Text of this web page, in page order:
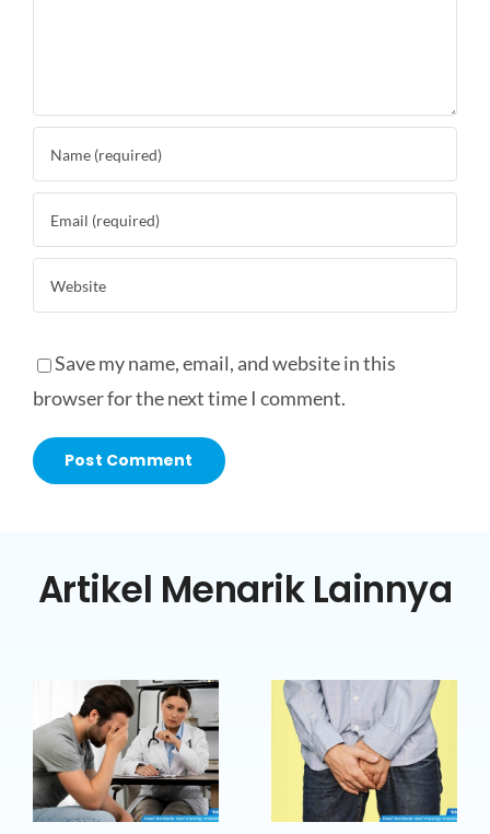
Save my name, email, and website in this
browser for the next time I comment.
Artikel Menarik Lainnya